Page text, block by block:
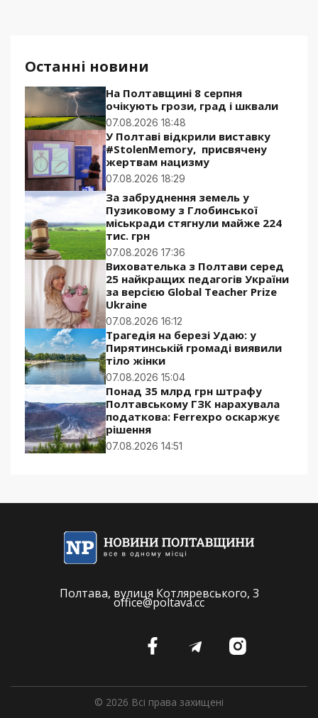
Останні новини
На Полтавщині 8 серпня
очікують грози, град і шквали
07.08.2026 18:48
У Полтаві відкрили виставку
#StolenMemory, присвячену
жертвам нацизму
07.08.2026 18:29
За забруднення земель у
Пузиковому з Глобинської
міськради стягнули майже 224
тис. грн
07.08.2026 17:36
Вихователька з Полтави серед
25 найкращих педагогів України
за версією Global Teacher Prize
Ukraine
07.08.2026 16:12
Трагедія на березі Удаю: у
Пирятинській громаді виявили
тіло жінки
07.08.2026 15:04
Понад 35 млрд грн штрафу
Полтавському ГЗК нарахувала
податкова: Ferrexpo оскаржує
рішення
07.08.2026 14:51
Полтава, вулиця Котляревського, 3
office@poltava.cc
© 2026 Всі права захищені